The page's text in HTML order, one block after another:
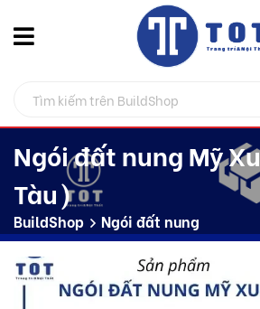
Ngói đất nung Mỹ
Tàu)
BuildShop Ngói đất nung